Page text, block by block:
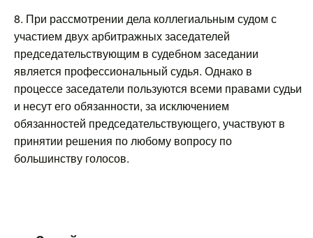
8. При рассмотрении дела коллегиальным судом с
участием двух арбитражных заседателей
председательствующим в судебном заседании
является профессиональный судья. Однако в
процессе заседатели пользуются всеми правами судьи
и несут его обязанности, за исключением
обязанностей председательствующего, участвуют в
принятии решения по любому вопросу по
большинству голосов.